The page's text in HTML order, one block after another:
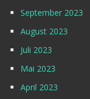
September 2023
August 2023
Juli 2023
Mai 2023
April 2023